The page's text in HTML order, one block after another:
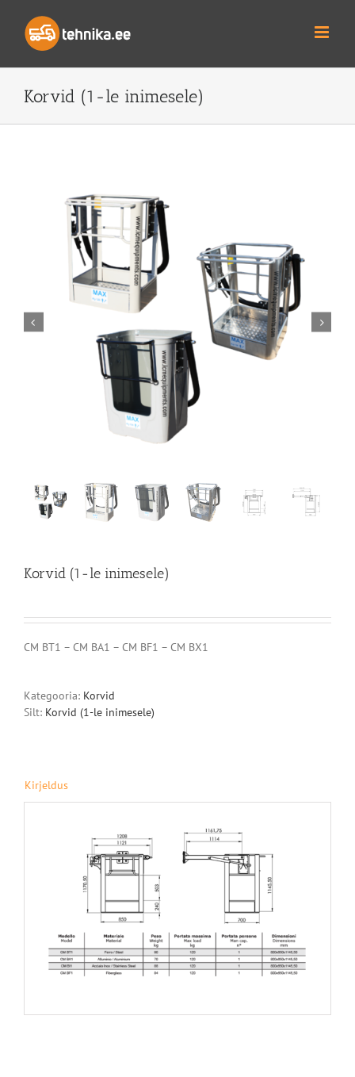
content
Korvid (1-le inimesele)
 
Korvid (1-le inimesele)
CM BT1 – CM BA1 – CM BF1 – CM BX1
Kategooria: Korvid
Silt: Korvid (1-le inimesele)
Kirjeldus